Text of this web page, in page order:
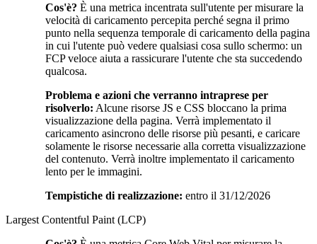
Cos'è? È una metrica incentrata sull'utente per misurare la
velocità di caricamento percepita perché segna il primo
punto nella sequenza temporale di caricamento della pagina
in cui l'utente può vedere qualsiasi cosa sullo schermo: un
FCP veloce aiuta a rassicurare l'utente che sta succedendo
qualcosa.
Problema e azioni che verranno intraprese per
risolverlo: Alcune risorse JS e CSS bloccano la prima
visualizzazione della pagina. Verrà implementato il
caricamento asincrono delle risorse più pesanti, e caricare
solamente le risorse necessarie alla corretta visualizzazione
del contenuto. Verrà inoltre implementato il caricamento
lento per le immagini.
Tempistiche di realizzazione: entro il 31/12/2026
Largest Contentful Paint (LCP)